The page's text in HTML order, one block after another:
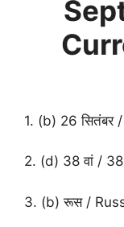
1. (b) 26
2. (d) 38 वां /
3. (b) रूस /